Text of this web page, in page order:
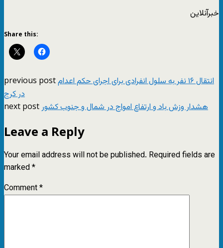
خبرآنلاین
Share this:
previous postانتقال ۱۶ نفر به سلول انفرادی برای اجرای حکم اعدام
در کرج
next post هشدار وزش باد و ارتفاع امواج در شمال و جنوب کشور
Leave a Reply
Your email address will not be published. Required fields are
marked*
Comment*